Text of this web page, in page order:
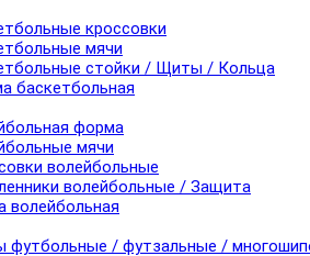
кроссовки
мячи
стойки / Щиты / Кольца
баскетбольная
форма
мячи
волейбольные
волейбольные / Защита
волейбольная
футбольные / футзальные /